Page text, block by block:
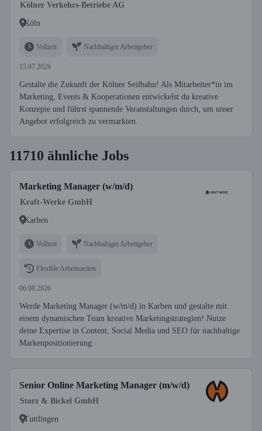
Kölner Verkehrs-Betriebe AG
Köln
Vollzeit Nachhaltiger Arbeitgeber
15.07.2026
Gestalte die Zukunft der Kölner Seilbahn! Als Mitarbeiter*in im
Marketing, Events & Kooperationen entwickelst du kreative
Konzepte und führst spannende Veranstaltungen durch, um unser
Angebot erfolgreich zu vermarkten.
11710 ähnliche Jobs
Marketing Manager (w/m/d)
Kraft-Werke GmbH
Karben
Vollzeit Nachhaltiger Arbeitgeber
Flexible Arbeitszeiten
06.08.2026
Werde Marketing Manager (w/m/d) in Karben und gestalte mit
einem dynamischen Team kreative Marketingstrategien! Nutze
deine Expertise in Content, Social Media und SEO für nachhaltige
Markenpositionierung.
Senior Online Marketing Manager (m/w/d)
Storz & Bickel GmbH
Tuttlingen